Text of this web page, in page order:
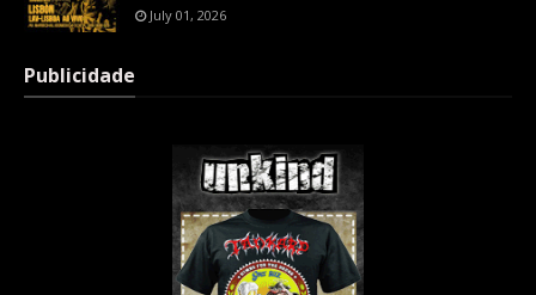
July 01, 2026
Publicidade